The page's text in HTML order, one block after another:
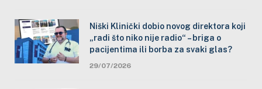
Niški Klinički dobio novog direktora koji
„radi što niko nije radio“ – briga o
pacijentima ili borba za svaki glas?
29/07/2026